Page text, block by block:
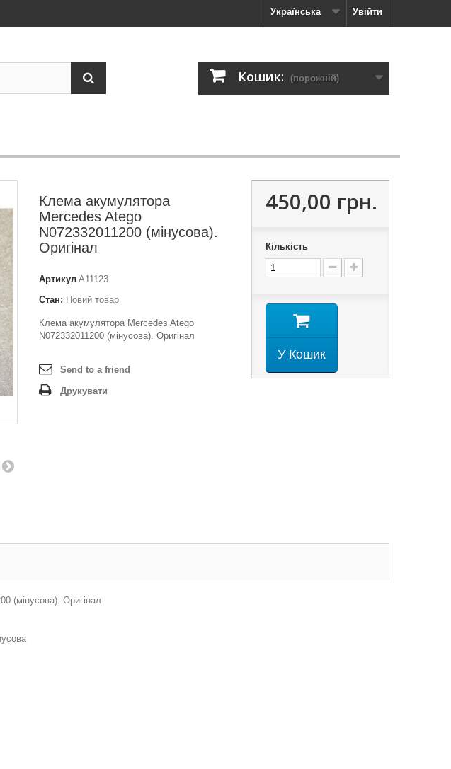
Увійти
Українська
Кошик: (порожній)
Клема акумулятора
Mercedes Atego
N072332011200 (мінусова).
Оригінал
Артикул A11123
Стан: Новий товар
Клема акумулятора Mercedes Atego
N072332011200 (мінусова). Оригінал
Send to a friend
Друкувати
450,00 грн.
Кількість
У Кошик
(мінусова). Оригінал